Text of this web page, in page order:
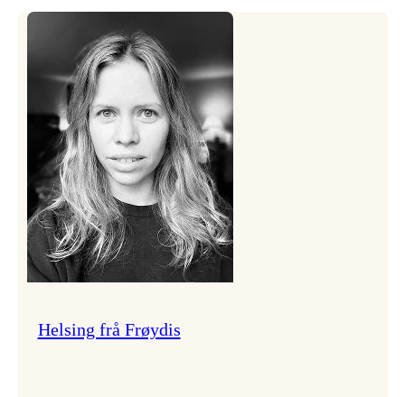
Helsing frå Frøydis